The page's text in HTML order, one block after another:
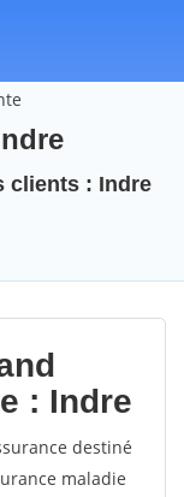
clients : Indre
: Indre
destiné
maladie